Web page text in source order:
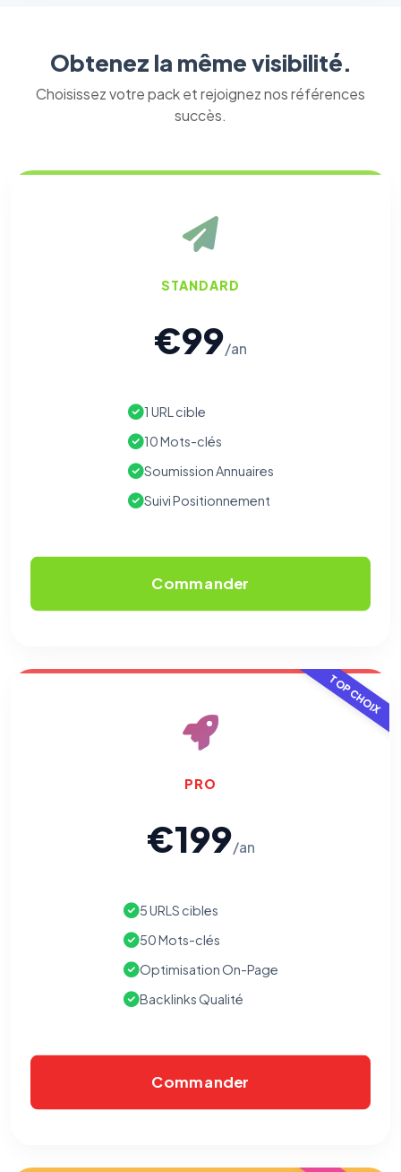
Obtenez la même visibilité.
Choisissez votre pack et rejoignez nos références
succès.
STANDARD
€99/an
1 URL cible
10 Mots-clés
Soumission Annuaires
Suivi Positionnement
Commander
TOP CHOIX
PRO
€199/an
5 URLS cibles
50 Mots-clés
Optimisation On-Page
Backlinks Qualité
Commander